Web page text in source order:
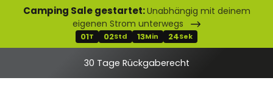
springen
Camping Sale gestartet:Unabhängig mit deinem
eigenen Strom unterwegs
01T 02Std 13Min 24Sek
30 Tage Rückgaberecht